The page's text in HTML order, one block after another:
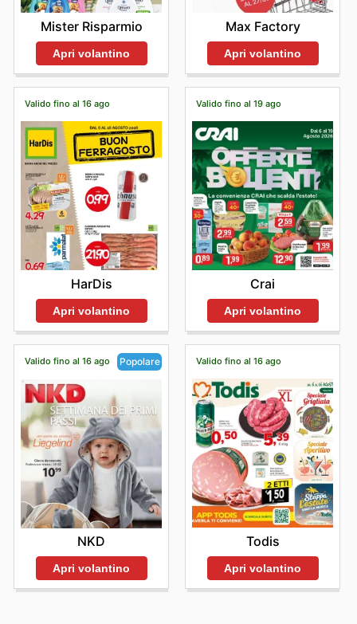
Mister Risparmio
Apri volantino
Max Factory
Apri volantino
Valido fino al 16 ago
HarDis
Apri volantino
Valido fino al 19 ago
Crai
Apri volantino
Valido fino al 16 ago Popolare
NKD
Apri volantino
Valido fino al 16 ago
Todis
Apri volantino